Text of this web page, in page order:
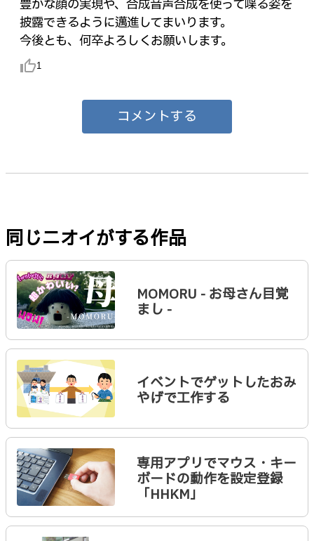
豊かな顔の実現や、合成音声合成を使って喋る姿を
披露できるように邁進してまいります。
今後とも、何卒よろしくお願いします。
thumb_up_alt1
コメントする
同じニオイがする作品
MOMORU - お母さん目覚
まし -
イベントでゲットしたおみ
やげで工作する
専用アプリでマウス・キー
ボードの動作を設定登録
「HHKM」